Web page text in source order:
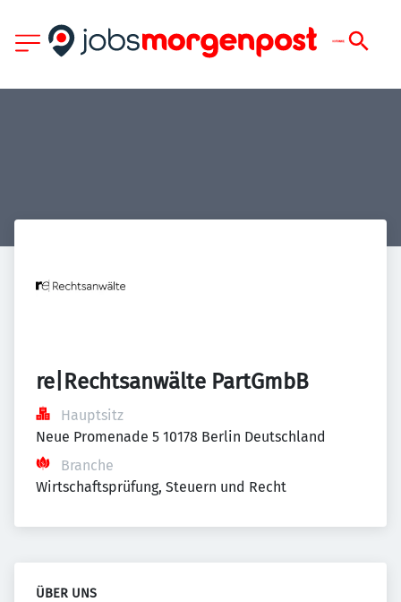
re|Rechtsanwälte PartGmbB
Hauptsitz
Neue Promenade 5 10178 Berlin Deutschland
Branche
Wirtschaftsprüfung, Steuern und Recht
ÜBER UNS